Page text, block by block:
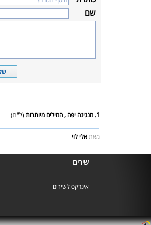
שם
1. מנגינה יפה , המילים מיותרות (ל"ת)
מאתאלי לוי
שירים
אינדקס לשירים